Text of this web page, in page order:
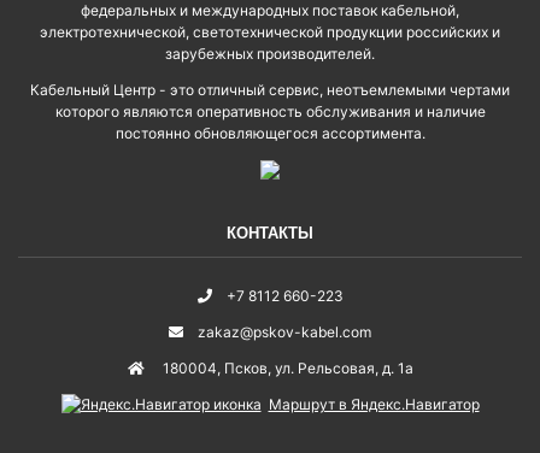
федеральных и международных поставок кабельной,
электротехнической, светотехнической продукции российских и
зарубежных производителей.
Кабельный Центр - это отличный сервис, неотъемлемыми чертами
которого являются оперативность обслуживания и наличие
постоянно обновляющегося ассортимента.
КОНТАКТЫ
+7 8112 660-223
zakaz@pskov-kabel.com
180004, Псков, ул. Рельсовая, д. 1а
Маршрут в Яндекс.Навигатор